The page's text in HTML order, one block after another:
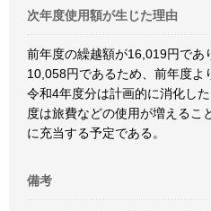
次年度使用額が生じた理由
前年度の繰越額が16,019円であ
10,058円であるため、前年度よ
令和4年度分は計画的に消化し
度は旅費などの使用が増えるこ
に充当する予定である。
備考